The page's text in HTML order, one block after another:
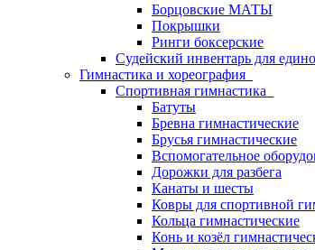
Борцовские МАТЫ
Покрышки
Ринги боксерские
Судейский инвентарь для
Гимнастика и хореография
Спортивная гимнастика
Батуты
Бревна гимнастические
Брусья гимнастические
Вспомогательное
Дорожки для разбега
Канаты и шесты
Ковры для спортивной
Кольца гимнастические
Конь и козёл